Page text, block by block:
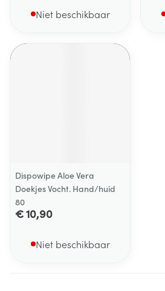
Niet beschikbaar
Dispowipe Aloe Vera
Doekjes Vocht. Hand/huid
80
€ 10,90
Niet beschikbaar